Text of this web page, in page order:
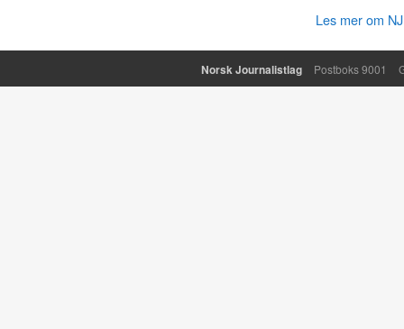
Les mer om
Norsk Journalistlag Postboks 9001